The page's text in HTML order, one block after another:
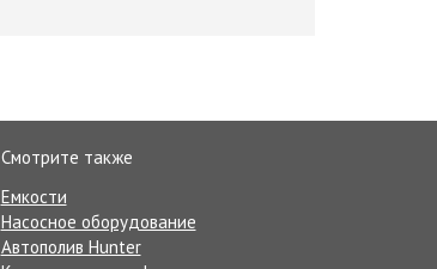
Смотрите также
Емкости
Насосное оборудование
Автополив Hunter